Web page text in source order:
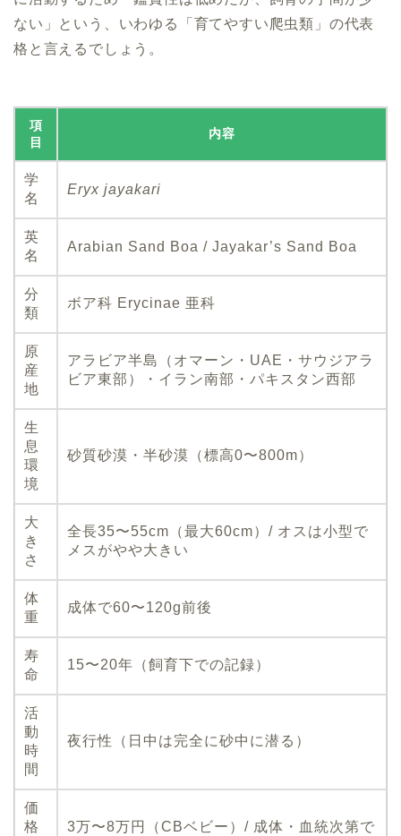
ない」という、いわゆる「育てやすい爬虫類」の代表
格と言えるでしょう。
項
目
内容
学
名
Eryx jayakari
英
名
Arabian Sand Boa / Jayakar’s Sand Boa
分
類
ボア科 Erycinae 亜科
原
産
地
アラビア半島（オマーン・UAE・サウジアラ
ビア東部）・イラン南部・パキスタン西部
生
息
環
境
砂質砂漠・半砂漠（標高0〜800m）
大
き
さ
全長35〜55cm（最大60cm）/ オスは小型で
メスがやや大きい
体
重
成体で60〜120g前後
寿
命
15〜20年（飼育下での記録）
活
動
時
間
夜行性（日中は完全に砂中に潜る）
価
格
3万〜8万円（CBベビー）/ 成体・血統次第で